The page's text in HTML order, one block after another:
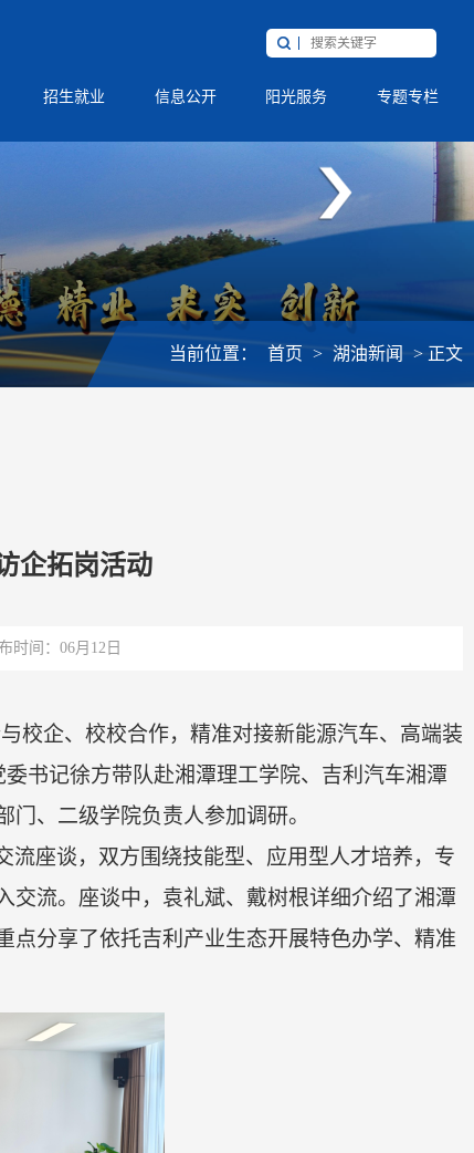
招生就业 信息公开 阳光服务 专题专栏
当前位置： 首页 > 湖油新闻 > 正文
企拓岗活动
时间：06月12日
校企、校校合作，精准对接新能源汽车、高端装
委书记徐方带队赴湘潭理工学院、吉利汽车湘潭
、二级学院负责人参加调研。
流座谈，双方围绕技能型、应用型人才培养，专
交流。座谈中，袁礼斌、戴树根详细介绍了湘潭
点分享了依托吉利产业生态开展特色办学、精准